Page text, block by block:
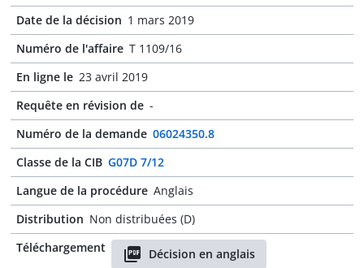
Date de la décision 1 mars 2019
Numéro de l'affaire T 1109/16
En ligne le 23 avril 2019
Requête en révision de -
Numéro de la demande 06024350.8
Classe de la CIB G07D 7/12
Langue de la procédure Anglais
Distribution Non distribuées (D)
Téléchargement
Décision en anglais